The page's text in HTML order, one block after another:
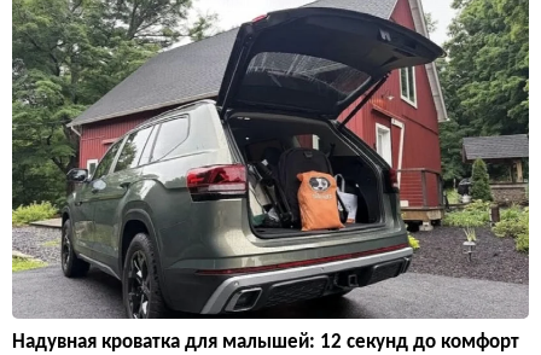
Надувная кроватка для малышей: 12 секунд до комфорт